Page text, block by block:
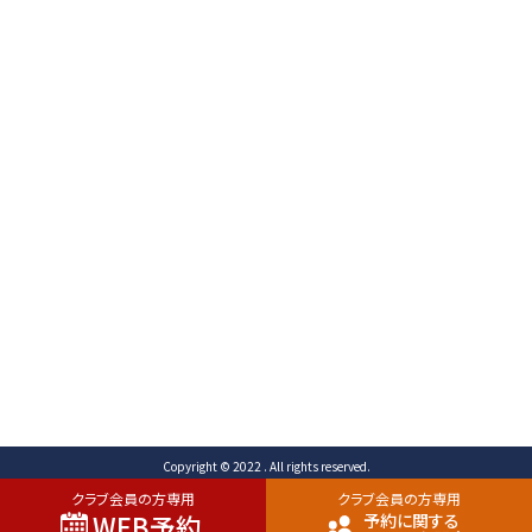
クラブ会員の方専用 クラブ会員の方専用
予約に関する
Copyright © 2022 . All rights reserved.